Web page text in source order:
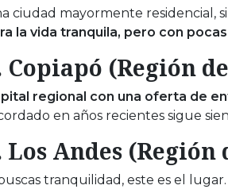
ciudad mayormente residencial,
la vida tranquila, pero con
Copiapó (Región
regional con una oferta de
en años recientes sigue
Los Andes
tranquilidad, este es el